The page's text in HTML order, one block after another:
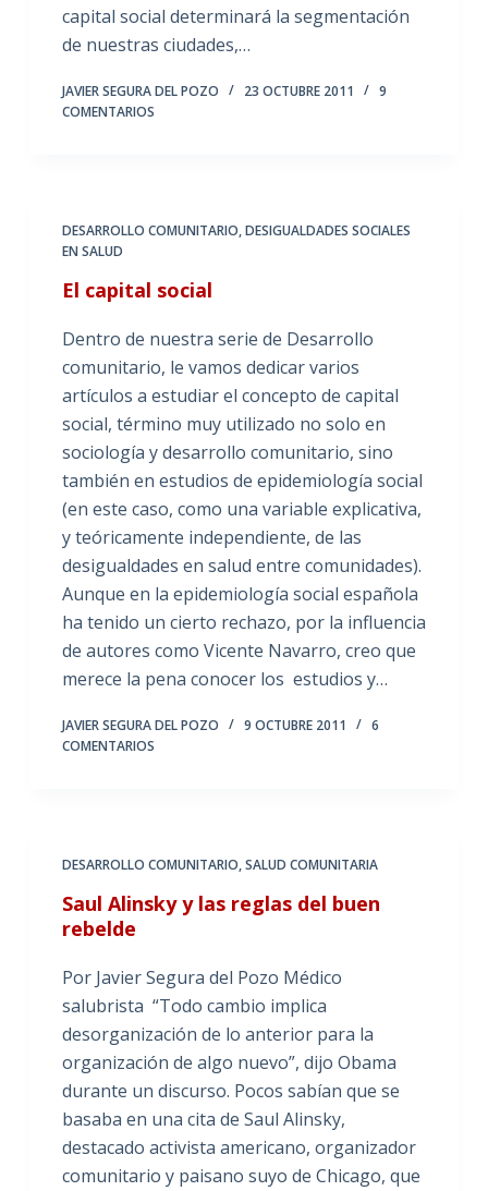
capital social determinará la segmentación
de nuestras ciudades,…
JAVIER SEGURA DEL POZO 23 OCTUBRE 2011
9
COMENTARIOS
DESARROLLO COMUNITARIO,DESIGUALDADES SOCIALES
EN SALUD
El capital social
Dentro de nuestra serie de Desarrollo
comunitario, le vamos dedicar varios
artículos a estudiar el concepto de capital
social, término muy utilizado no solo en
sociología y desarrollo comunitario, sino
también en estudios de epidemiología social
(en este caso, como una variable explicativa,
y teóricamente independiente, de las
desigualdades en salud entre comunidades).
Aunque en la epidemiología social española
ha tenido un cierto rechazo, por la influencia
de autores como Vicente Navarro, creo que
merece la pena conocer los estudios y…
JAVIER SEGURA DEL POZO 9 OCTUBRE 2011
6
COMENTARIOS
DESARROLLO COMUNITARIO,SALUD COMUNITARIA
Saul Alinsky y las reglas del buen
rebelde
Por Javier Segura del Pozo Médico
salubrista “Todo cambio implica
desorganización de lo anterior para la
organización de algo nuevo”, dijo Obama
durante un discurso. Pocos sabían que se
basaba en una cita de Saul Alinsky,
destacado activista americano, organizador
comunitario y paisano suyo de Chicago, que